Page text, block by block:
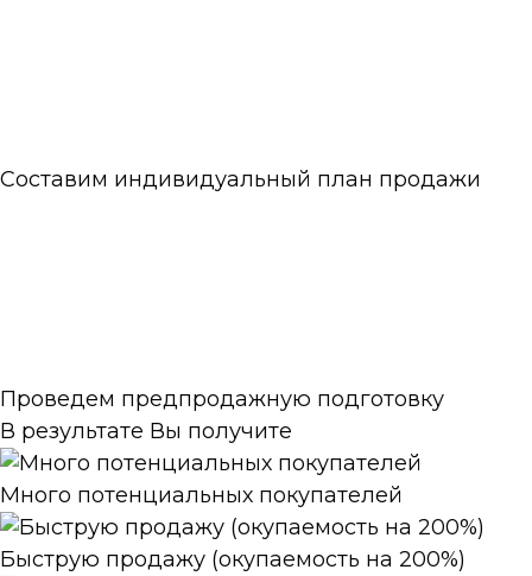
Составим индивидуальный план продажи
Проведем предпродажную подготовку
В результате Вы получите
Много потенциальных покупателей
Быструю продажу (окупаемость на 200%)